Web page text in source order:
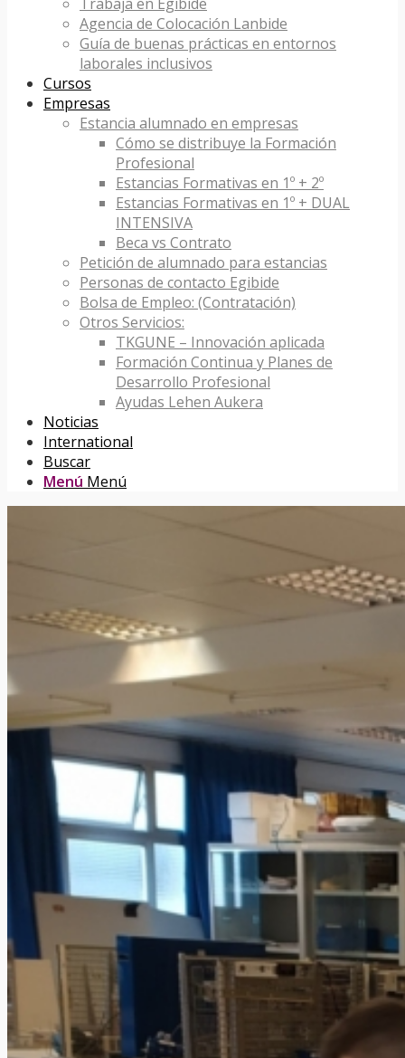
Agencia de Colocación Lanbide
Guía de buenas prácticas en entornos
laborales inclusivos
Cursos
Empresas
Estancia alumnado en empresas
Cómo se distribuye la Formación
Profesional
Estancias Formativas en 1º + 2º
Estancias Formativas en 1º + DUAL
INTENSIVA
Beca vs Contrato
Petición de alumnado para estancias
Personas de contacto Egibide
Bolsa de Empleo: (Contratación)
Otros Servicios:
TKGUNE – Innovación aplicada
Formación Continua y Planes de
Desarrollo Profesional
Ayudas Lehen Aukera
Noticias
International
Buscar
Menú Menú